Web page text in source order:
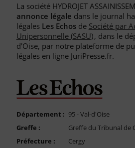
Liste des Greffes
Liste des CCI
Le Blog pour les Entreprises
Nous Contacter
Compte PRO
La société HYDROJET
annonce légale dans le journal
légales Les Echosde Société par
Unipersonnelle (SASU), dans le
d'Oise, par notre plateforme de
légales en ligne JuriPresse.fr.
Département : 95 - Val-d'Oise
Greffe :
Greffe du Tribunal de
Préfecture :
Cergy